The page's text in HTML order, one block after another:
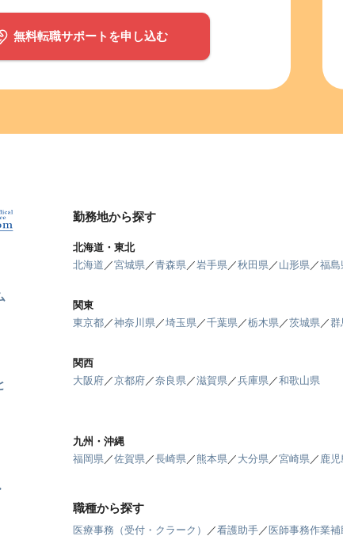
無料転職サポートを申し込む
勤務地から探す
北海道・東北
北海道 ／宮城県／青森県／岩手県／秋田県／ 山形県／福島
関東
東京都／神奈川県／埼玉県／千葉県／栃木県／茨城県／群
関西
大阪府／京都府／奈良県／滋賀県／兵庫県／和歌山県
九州・沖縄
福岡県／佐賀県／長崎県／ 熊本県／ 大分県／宮崎県／ 鹿
職種から探す
医療事務（受付・クラーク） ／看護助手／ 医師事務作業補